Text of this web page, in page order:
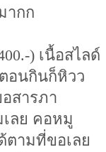
ากก
) เนื้อสไลด์
อนกินก็หิวว
อสารภา
เลย คอหมู
ตามที่ขอเลย